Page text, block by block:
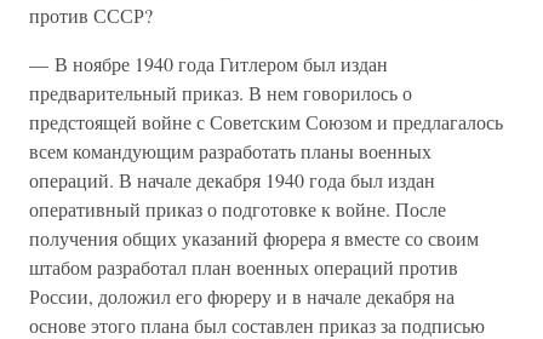
против СССР?
— В ноябре 1940 года Гитлером был издан
предварительный приказ. В нем говорилось о
предстоящей войне с Советским Союзом и предлагалось
всем командующим разработать планы военных
операций. В начале декабря 1940 года был издан
оперативный приказ о подготовке к войне. После
получения общих указаний фюрера я вместе со своим
штабом разработал план военных операций против
России, доложил его фюреру и в начале декабря на
основе этого плана был составлен приказ за подписью